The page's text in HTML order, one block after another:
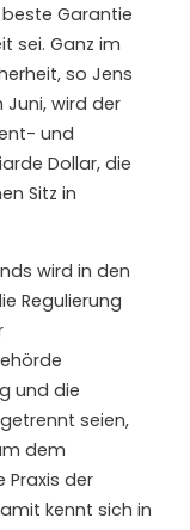
Garantie
sei. Ganz im
so Jens
wird der
und
Dollar, die
Sitz in
wird in den
Regulierung
und die
seien,
dem
Praxis der
kennt sich in